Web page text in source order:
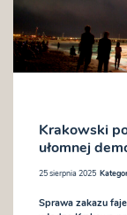
Krakowski
ułomnej
25 sierpnia 2025
Sprawa zakazu